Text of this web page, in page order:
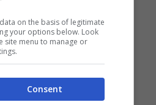
collegati
sull’architettura
e amplificata
on the basis of legitimate
your options below. Look
site menu to manage or
Consent